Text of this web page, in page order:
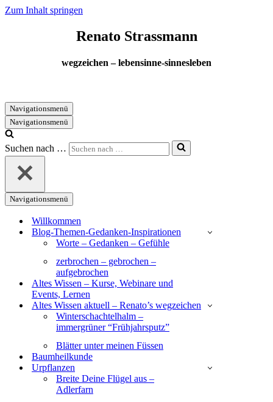
Zum Inhalt springen
Renato Strassmann
wegzeichen – lebensinne-sinnesleben
Navigationsmenü
Navigationsmenü
Suchen nach …
Navigationsmenü
Willkommen
Blog-Themen-Gedanken-Inspirationen
Worte – Gedanken – Gefühle
zerbrochen – gebrochen –
aufgebrochen
Altes Wissen – Kurse, Webinare und
Events, Lernen
Altes Wissen aktuell – Renato’s wegzeichen
Winterschachtelhalm –
immergrüner “Frühjahrsputz”
Blätter unter meinen Füssen
Baumheilkunde
Urpflanzen
Breite Deine Flügel aus –
Adlerfarn